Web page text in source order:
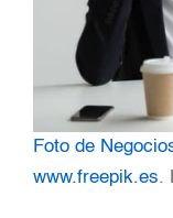
Foto de
www.freepik.es.